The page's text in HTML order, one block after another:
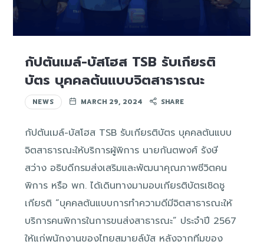
กัปตันเมล์-บัสโฮส TSB รับเกียรติ
บัตร บุคคลต้นแบบจิตสาธารณะ
NEWS MARCH 29, 2024 SHARE
กัปตันเมล์-บัสโฮส TSB รับเกียรติบัตร บุคคลต้นแบบ
จิตสาธารณะให้บริการผู้พิการ นายกันตพงศ์ รังษี
สว่าง อธิบดีกรมส่งเสริมและพัฒนาคุณภาพชีวิตคน
พิการ หรือ พก. ได้เดินทางมามอบเกียรติบัตรเชิดชู
เกียรติ “บุคคลต้นแบบการทำความดีมีจิตสาธารณะให้
บริการคนพิการในการขนส่งสาธารณะ” ประจำปี 2567
ให้แก่พนักงานของไทยสมายล์บัส หลังจากทีมของ